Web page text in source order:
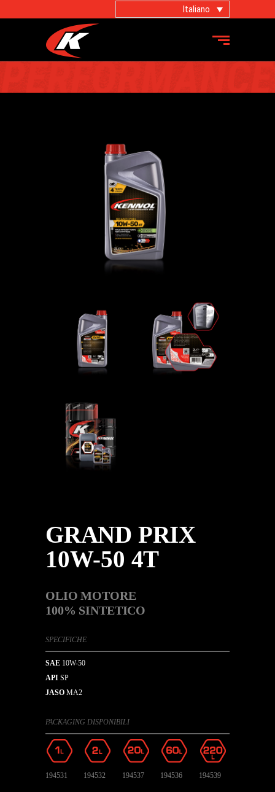
Italiano
PRODOTTI
GRAND PRIX
10W-50 4T
OLIO MOTORE
100% SINTETICO
SPECIFICHE
SAE 10W-50
API SP
JASO MA2
PACKAGING DISPONIBILI
194531 194532 194537 194536 194539